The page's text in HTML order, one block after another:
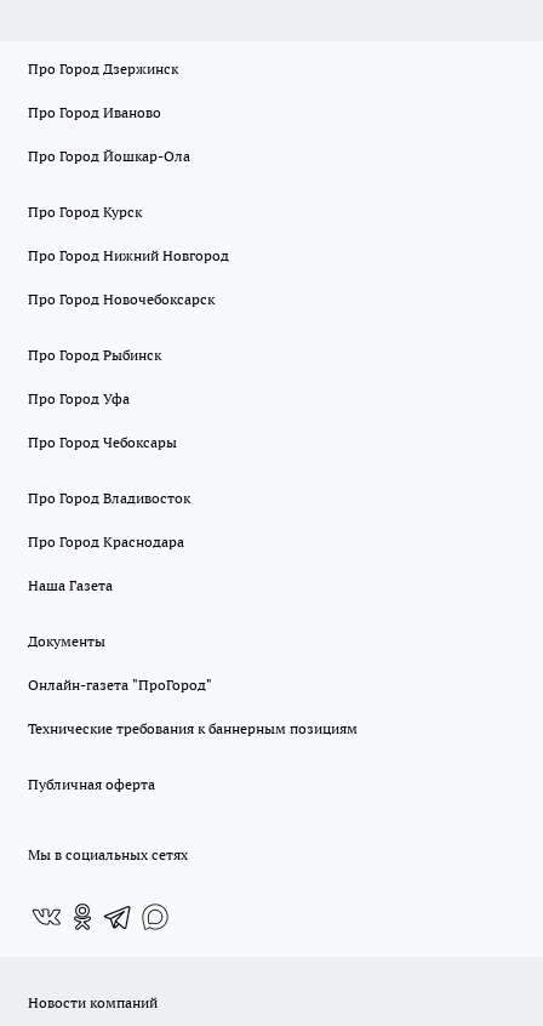
Про Город Дзержинск
Про Город Иваново
Про Город Йошкар-Ола
Про Город Курск
Про Город Нижний Новгород
Про Город Новочебоксарск
Про Город Рыбинск
Про Город Уфа
Про Город Чебоксары
Про Город Владивосток
Про Город Краснодара
Наша Газета
Документы
Онлайн-газета "ПроГород"
Технические требования к баннерным позициям
Публичная оферта
Мы в социальных сетях
Новости компаний